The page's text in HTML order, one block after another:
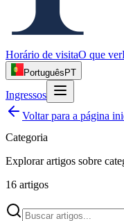
Horário de visitaO que ver
Português PT
Ingressos
Voltar para a página
Categoria
Explorar artigos sobre
16 artigos